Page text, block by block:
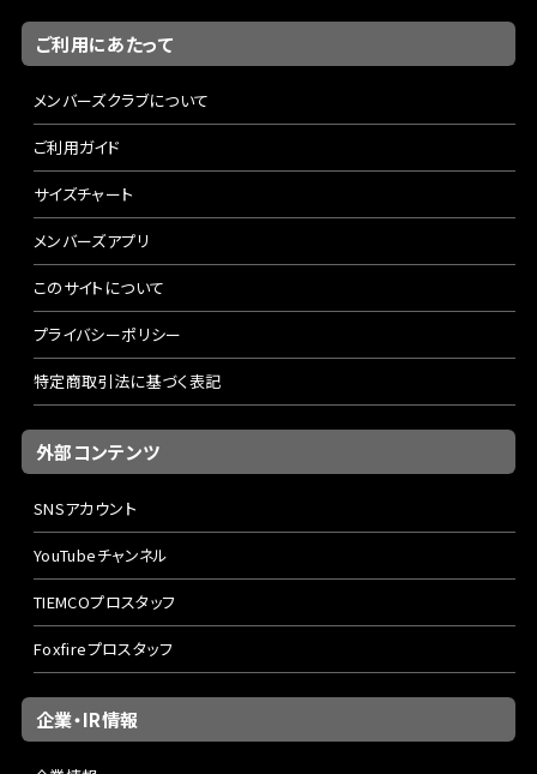
ご利用にあたって
メンバーズクラブについて
ご利用ガイド
サイズチャート
メンバーズアプリ
このサイトについて
プライバシーポリシー
特定商取引法に基づく表記
外部コンテンツ
SNSアカウント
YouTubeチャンネル
TIEMCOプロスタッフ
Foxfireプロスタッフ
企業・IR情報